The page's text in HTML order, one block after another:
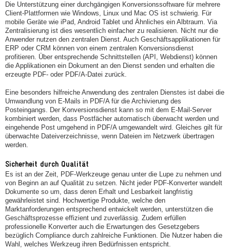
Die Unterstützung einer durchgängigen Konversionssoftware für mehrere
Client-Plattformen wie Windows, Linux und Mac OS ist schwierig. Für
mobile Geräte wie iPad, Android Tablet und Ähnliches ein Albtraum. Via
Zentralisierung ist dies wesentlich einfacher zu realisieren. Nicht nur die
Anwender nutzen den zentralen Dienst. Auch Geschäftsapplikationen für
ERP oder CRM können von einem zentralen Konversionsdienst
profitieren. Über entsprechende Schnittstellen (API, Webdienst) können
die Applikationen ein Dokument an den Dienst senden und erhalten die
erzeugte PDF- oder PDF/A-Datei zurück.
Eine besonders hilfreiche Anwendung des zentralen Dienstes ist dabei die
Umwandlung von E-Mails in PDF/A für die Archivierung des
Posteingangs. Der Konversionsdienst kann so mit dem E-Mail-Server
kombiniert werden, dass Postfächer automatisch überwacht werden und
eingehende Post umgehend in PDF/A umgewandelt wird. Gleiches gilt für
überwachte Dateiverzeichnisse, wenn Dateien im Netzwerk übertragen
werden.
Sicherheit durch Qualität
Es ist an der Zeit, PDF-Werkzeuge genau unter die Lupe zu nehmen und
von Beginn an auf Qualität zu setzen. Nicht jeder PDF-Konverter wandelt
Dokumente so um, dass deren Erhalt und Lesbarkeit langfristig
gewährleistet sind. Hochwertige Produkte, welche den
Marktanforderungen entsprechend entwickelt werden, unterstützen die
Geschäftsprozesse effizient und zuverlässig. Zudem erfüllen
professionelle Konverter auch die Erwartungen des Gesetzgebers
bezüglich Compliance durch zahlreiche Funktionen. Die Nutzer haben die
Wahl, welches Werkzeug ihren Bedürfnissen entspricht.